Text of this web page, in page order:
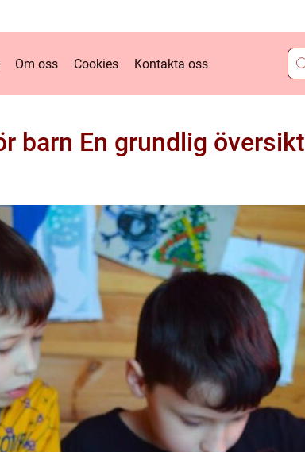
Om oss Cookies Kontakta oss
barn En grundlig översikt